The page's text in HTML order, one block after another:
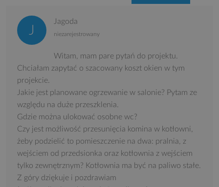
Jagoda
niezarejestrowany
Witam, mam pare pytań do projektu.
Chciałam zapytać o szacowany koszt okien w tym
projekcie.
Jakie jest planowane ogrzewanie w salonie? Pytam ze
względu na duże przeszklenia.
Gdzie można ulokować osobne wc?
Czy jest możliwość przesunięcia komina w kotłowni,
żeby podzielić to pomieszczenie na dwa: pralnia, z
wejściem od przedsionka oraz kotłownia z wejściem
tylko zewnętrznym? Kotłownia ma być na paliwo stałe.
Z góry dziękuje i pozdrawiam